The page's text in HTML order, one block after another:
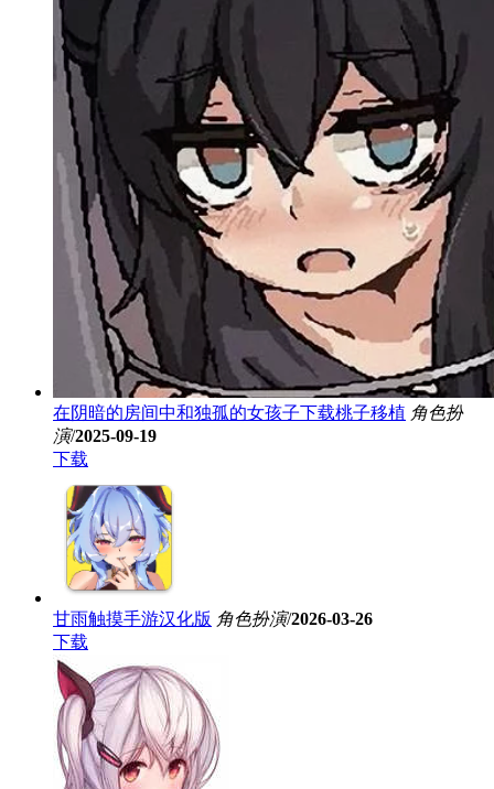
在阴暗的房间中和独孤的女孩子下载桃子移植 角色扮
演/2025-09-19
下载
甘雨触摸手游汉化版 角色扮演/2026-03-26
下载